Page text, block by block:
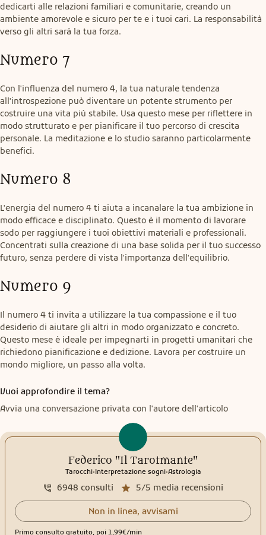
dedicarti alle relazioni familiari e comunitarie, creando un
ambiente amorevole e sicuro per te e i tuoi cari. La responsabilità
verso gli altri sarà la tua forza.
Numero 7
Con l'influenza del numero 4, la tua naturale tendenza
all'introspezione può diventare un potente strumento per
costruire una vita più stabile. Usa questo mese per riflettere in
modo strutturato e per pianificare il tuo percorso di crescita
personale. La meditazione e lo studio saranno particolarmente
benefici.
Numero 8
L'energia del numero 4 ti aiuta a incanalare la tua ambizione in
modo efficace e disciplinato. Questo è il momento di lavorare
sodo per raggiungere i tuoi obiettivi materiali e professionali.
Concentrati sulla creazione di una base solida per il tuo successo
futuro, senza perdere di vista l'importanza dell'equilibrio.
Numero 9
Il numero 4 ti invita a utilizzare la tua compassione e il tuo
desiderio di aiutare gli altri in modo organizzato e concreto.
Questo mese è ideale per impegnarti in progetti umanitari che
richiedono pianificazione e dedizione. Lavora per costruire un
mondo migliore, un passo alla volta.
Vuoi approfondire il tema?
Avvia una conversazione privata con l'autore dell'articolo
Federico "Il Tarotmante"
Tarocchi.Interpretazione sogni.Astrologia
5/5 media recensioni
6948 consulti
Non in linea, avvisami
Primo consulto gratuito, poi 1,99€/min